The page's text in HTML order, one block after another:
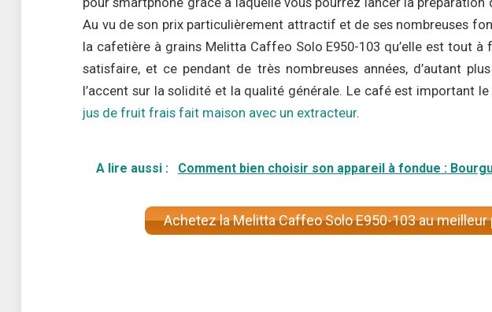
Au vu de son prix particulièrement attractif et de ses nombreuses
la cafetière à grains Melitta Caffeo Solo E950-103 qu’elle est tout
satisfaire, et ce pendant de très nombreuses années, d’autant
l’accent sur la solidité et la qualité générale. Le café est important
jus de fruit frais fait maison avec un extracteur.
A lire aussi : Comment bien choisir son appareil à fondue :
Achetez la Melitta Caffeo Solo E950-103 au